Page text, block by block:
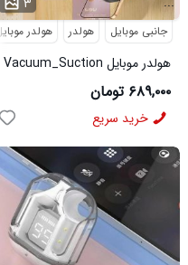
جانبی موبایل هولدر هولدر موبایل
هولدر موبایل Vacuum_Suction
مدل 3676
۶۸۹,۰۰۰ تومان
خرید سریع